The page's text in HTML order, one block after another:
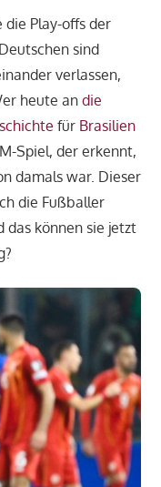
Play-offs der
sind
verlassen,
heute an die
für Brasilien
Spiel, der erkennt,
damals war. Dieser
die Fußballer
das können sie jetzt